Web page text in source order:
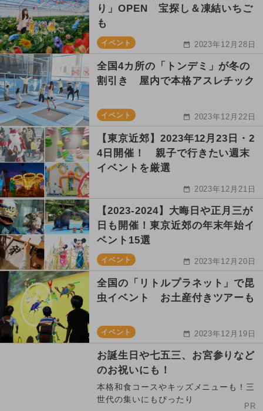
り」OPEN 宝探し＆凍結いちご
も
イベント 2023年12月28日
全国4カ所の「トンデミ」が冬の
割引き 屋内で本格アスレチック
イベント 2023年12月22日
【東京近郊】2023年12月23日・2
4日開催！ 親子で行きたい週末
イベントを厳選
2023年12月21日
【2023-2024】大晦日や正月三が
日も開催！東京近郊の年末年始イ
ベント15選
イベント 2023年12月20日
全国の「リトルプラネット」で昆
虫イベント お土産付きツアーも
イベント 2023年12月19日
お誕生日や七五三、お宮参りなど
のお祝いにも！
本格和食コースやキッズメニューも！三
世代の集いにもぴったり
PR